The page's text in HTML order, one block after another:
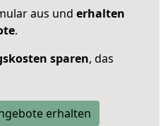
aus und erhalten
.
sparen, das
erhalten